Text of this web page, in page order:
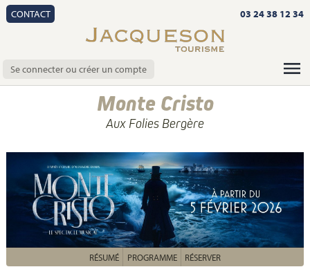
CONTACT 03 24 38 12 34
Se connecter ou créer un compte
Monte Cristo
Aux Folies Bergère
RÉSUMÉ PROGRAMME RÉSERVER